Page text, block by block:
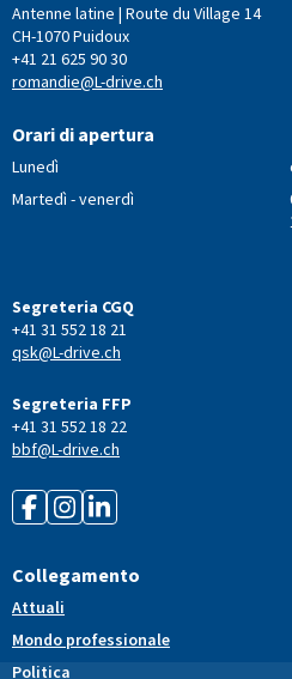
Antenne latine | Route du Village 14
CH-1070 Puidoux
+41 21 625 90 30
romandie@L-drive.ch
Orari di apertura
Lunedì
Martedì - venerdì
Segreteria CGQ
+41 31 552 18 21
qsk@L-drive.ch
Segreteria FFP
+41 31 552 18 22
bbf@L-drive.ch
Collegamento
Attuali
Mondo professionale
Politica